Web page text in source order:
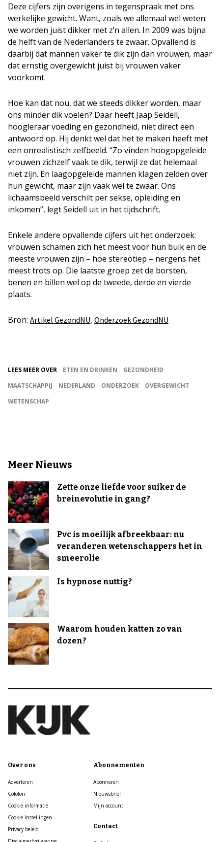
Deze cijfers zijn overigens in tegenspraak met ons
werkelijke gewicht. Want, zoals we allemaal wel weten:
we worden juist dikker met z’n allen. In 2009 was bijna
de helft van de Nederlanders te zwaar. Opvallend is
daarbij dat mannen vaker te dik zijn dan vrouwen, maar
dat ernstig overgewicht juist bij vrouwen vaker
voorkomt.
Hoe kan dat nou, dat we steeds dikker worden, maar
ons minder dik voelen? Daar heeft Jaap Seidell,
hoogleraar voeding en gezondheid, niet direct een
antwoord op. Hij denkt wel dat het te maken heeft met
een onrealistisch zelfbeeld. “Zo vinden hoogopgeleide
vrouwen zichzelf vaak te dik, terwijl ze dat helemaal
niet zijn. En laagopgeleide mannen klagen zelden over
hun gewicht, maar zijn vaak wel te zwaar. Ons
lichaamsbeeld verschilt per sekse, opleiding en
inkomen”, legt Seidell uit in het tijdschrift.
Enkele andere opvallende cijfers uit het onderzoek:
vrouwen schamen zich het meest voor hun buik en de
meeste vrouwen zijn – hoe stereotiep – nergens het
meest trots op. Die laatste groep zet de borsten,
benen en billen wel op de tweede, derde en vierde
plaats.
Bron: Artikel GezondNU, Onderzoek GezondNU
LEES MEER OVER ETEN EN DRINKEN
GEZONDHEID
MAATSCHAPPIJ
NEDERLAND ONDERZOEK
OVERGEWICHT
WETENSCHAP
Meer Nieuws
Zette onze liefde voor suiker de
breinevolutie in gang?
Pvc is moeilijk afbreekbaar: nu
veranderen wetenschappers het in
smeerolie
Is hypnose nuttig?
Waarom houden katten zo van
dozen?
Over ons
Adverteren
Colofon
Cookie informatie
Cookie Instellingen
Privacy beleid
Abonnementen
Abonneren
Nieuwsbrief
Mijn account
Contact